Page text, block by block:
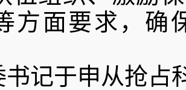
方面要求，确
书记于申从抢占